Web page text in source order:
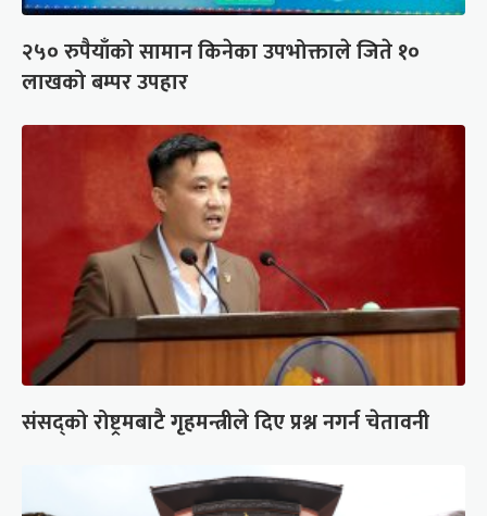
२५० रुपैयाँको सामान किनेका उपभोक्ताले जिते १०
लाखको बम्पर उपहार
संसद्को रोष्ट्रमबाटै गृहमन्त्रीले दिए प्रश्न नगर्न चेतावनी